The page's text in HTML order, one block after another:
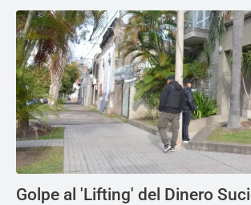
Golpe al 'Lifting' del Dinero